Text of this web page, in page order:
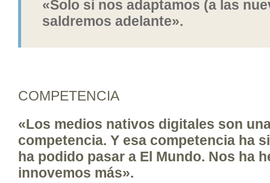
«Solo si nos adaptamos (a las
saldremos adelante».
COMPETENCIA
«Los medios nativos digitales son
competencia. Y esa competencia ha
ha podido pasar a El Mundo. Nos ha
innovemos más».